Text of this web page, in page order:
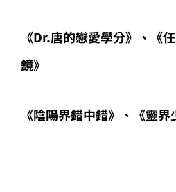
《Dr.唐的戀愛學分》、《
鏡》
《陰陽界錯中錯》、《靈界